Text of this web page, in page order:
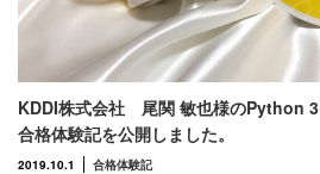
KDDI株式会社 尾関 敏也様のPython 3
合格体験記を公開しました。
2019.10.1 合格体験記